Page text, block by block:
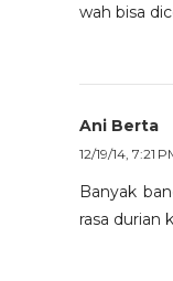
wah bisa
Ani Berta
12/19/14, 7:21
Banyak
rasa durian